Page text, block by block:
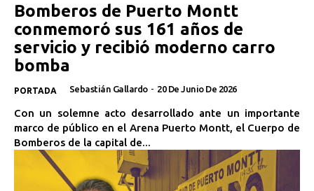
Bomberos de Puerto Montt
conmemoró sus 161 años de
servicio y recibió moderno carro
bomba
PORTADA Sebastián Gallardo - 20 De Junio De 2026
Con un solemne acto desarrollado ante un importante
marco de público en el Arena Puerto Montt, el Cuerpo de
Bomberos de la capital de...